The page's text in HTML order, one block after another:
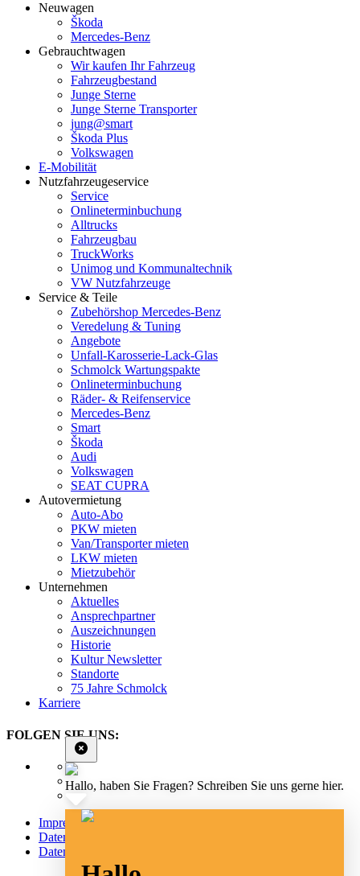
Neuwagen
Škoda
Mercedes-Benz
Gebrauchtwagen
Wir kaufen Ihr Fahrzeug
Fahrzeugbestand
Junge Sterne
Junge Sterne Transporter
jung@smart
Škoda Plus
Volkswagen
E-Mobilität
Nutzfahrzeugeservice
Service
Onlineterminbuchung
Alltrucks
Fahrzeugbau
TruckWorks
Unimog und Kommunaltechnik
VW Nutzfahrzeuge
Service & Teile
Zubehörshop Mercedes-Benz
Veredelung & Tuning
Angebote
Unfall-Karosserie-Lack-Glas
Schmolck Wartungspakte
Onlineterminbuchung
Räder- & Reifenservice
Mercedes-Benz
Smart
Škoda
Audi
Volkswagen
SEAT CUPRA
Autovermietung
Auto-Abo
PKW mieten
Van/Transporter mieten
LKW mieten
Mietzubehör
Unternehmen
Aktuelles
Ansprechpartner
Auszeichnungen
Historie
Kultur Newsletter
Standorte
75 Jahre Schmolck
Karriere
FOLGEN SIE UNS:
Impressum
Datenschutz
Datenschutz Social Media
Hallo, haben Sie Fragen? Schreiben Sie uns gerne hier.